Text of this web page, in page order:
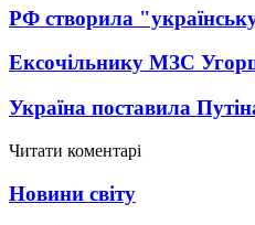
РФ створила
Ексочільнику МЗС
Україна поставила
Читати коментарі
Новини світу